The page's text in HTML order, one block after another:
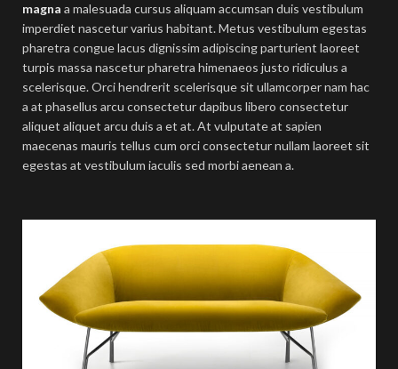
magna a malesuada cursus aliquam accumsan duis vestibulum
imperdiet nascetur varius habitant. Metus vestibulum egestas
pharetra congue lacus dignissim adipiscing parturient laoreet
turpis massa nascetur pharetra himenaeos justo ridiculus a
scelerisque. Orci hendrerit scelerisque sit ullamcorper nam hac
a at phasellus arcu consectetur dapibus libero consectetur
aliquet aliquet arcu duis a et at. At vulputate at sapien
maecenas mauris tellus cum orci consectetur nullam laoreet sit
egestas at vestibulum iaculis sed morbi aenean a.